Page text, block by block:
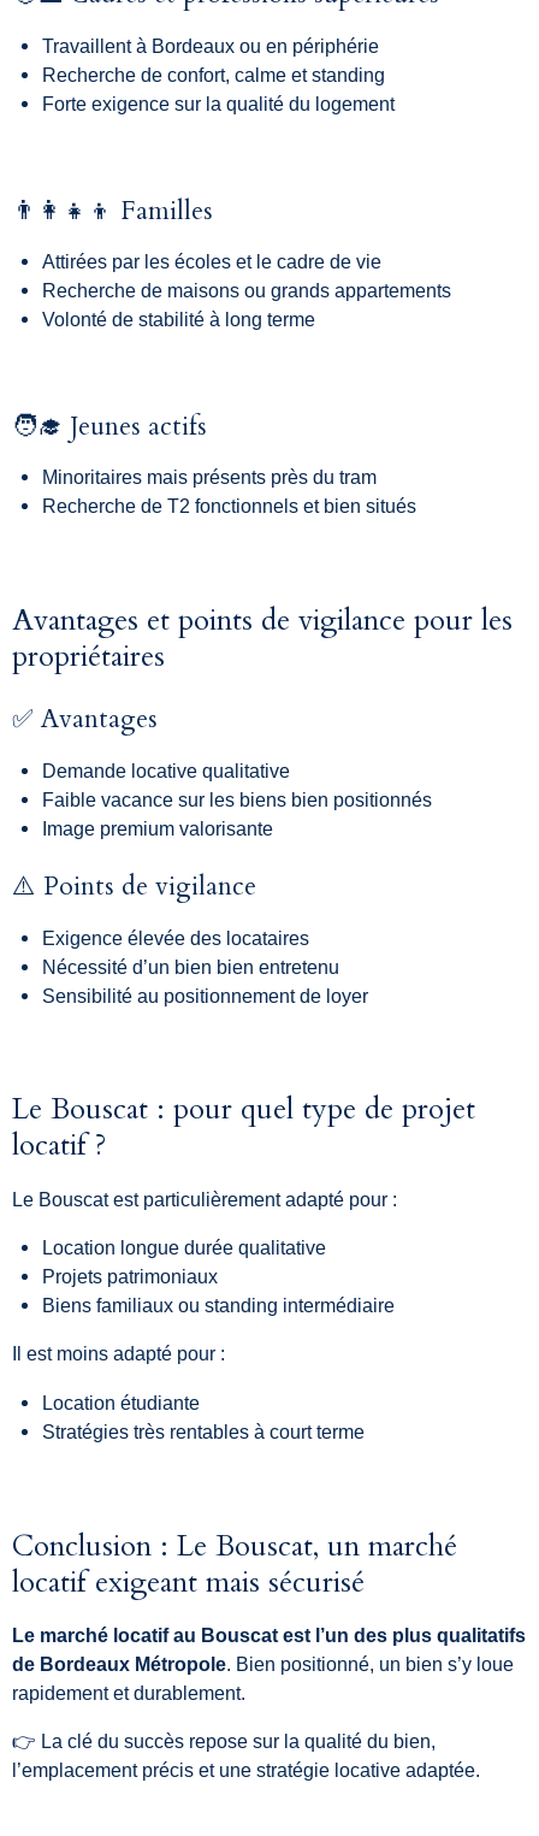
Travaillent à Bordeaux ou en périphérie
Recherche de confort, calme et standing
Forte exigence sur la qualité du logement
👨‍👩‍👧‍👦 Familles
Attirées par les écoles et le cadre de vie
Recherche de maisons ou grands appartements
Volonté de stabilité à long terme
🧑‍🎓 Jeunes actifs
Minoritaires mais présents près du tram
Recherche de T2 fonctionnels et bien situés
Avantages et points de vigilance pour les
propriétaires
✅ Avantages
Demande locative qualitative
Faible vacance sur les biens bien positionnés
Image premium valorisante
⚠️ Points de vigilance
Exigence élevée des locataires
Nécessité d’un bien bien entretenu
Sensibilité au positionnement de loyer
Le Bouscat : pour quel type de projet
locatif ?
Le Bouscat est particulièrement adapté pour :
Location longue durée qualitative
Projets patrimoniaux
Biens familiaux ou standing intermédiaire
Il est moins adapté pour :
Location étudiante
Stratégies très rentables à court terme
Conclusion : Le Bouscat, un marché
locatif exigeant mais sécurisé
Le marché locatif au Bouscat est l’un des plus qualitatifs
de Bordeaux Métropole. Bien positionné, un bien s’y loue
rapidement et durablement.
👉 La clé du succès repose sur la qualité du bien,
l’emplacement précis et une stratégie locative adaptée.